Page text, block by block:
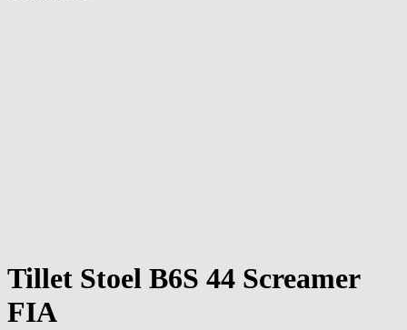
Tillet Stoel B6S 44 Screamer
FIA